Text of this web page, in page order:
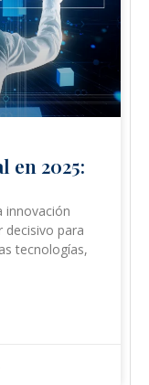
en 2025:
innovación
decisivo para
tecnologías,